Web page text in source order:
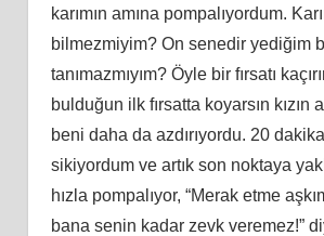
karımın amına pompalıyordum.
bilmezmiyim? On senedir yediğim
tanımazmıyım? Öyle bir fırsatı
bulduğun ilk fırsatta koyarsın kızın
beni daha da azdırıyordu. 20
sikiyordum ve artık son noktaya
hızla pompalıyor, “Merak etme
bana senin kadar zevk veremez!”